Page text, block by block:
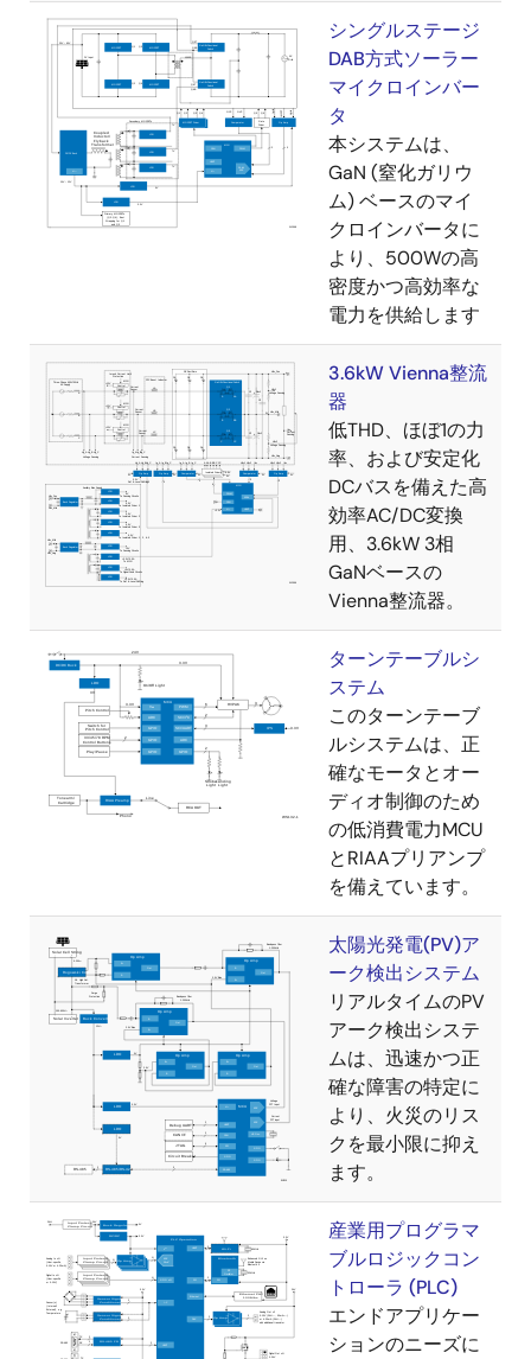
シングルステージ
DAB方式ソーラー
マイクロインバー
タ
本システムは、
GaN (窒化ガリウ
ム) ベースのマイ
クロインバータに
より、500Wの高
密度かつ高効率な
電力を供給します
3.6kW Vienna整流
器
低THD、ほぼ1の力
率、および安定化
DCバスを備えた高
効率AC/DC変換
用、3.6kW 3相
GaNベースの
Vienna整流器。
ターンテーブルシ
ステム
このターンテーブ
ルシステムは、正
確なモータとオー
ディオ制御のため
の低消費電力MCU
とRIAAプリアンプ
を備えています。
太陽光発電(PV)ア
ーク検出システム
リアルタイムのPV
アーク検出システ
ムは、迅速かつ正
確な障害の特定に
より、火災のリス
クを最小限に抑え
ます。
産業用プログラマ
ブルロジックコン
トローラ (PLC)
エンドアプリケー
ションのニーズに